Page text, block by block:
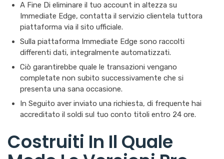
A Fine Di eliminare il tuo account in altezza su
Immediate Edge, contatta il servizio clientela tuttora
piattaforma via il sito ufficiale.
Sulla piattaforma Immediate Edge sono raccolti
differenti dati, integralmente automatizzati.
Ciò garantirebbe quale le transazioni vengano
completate non subito successivamente che si
presenta una sana occasione.
In Seguito aver inviato una richiesta, di frequente hai
accreditato il soldi sul tuo conto titoli entro 24 ore.
Costruiti In Il Quale